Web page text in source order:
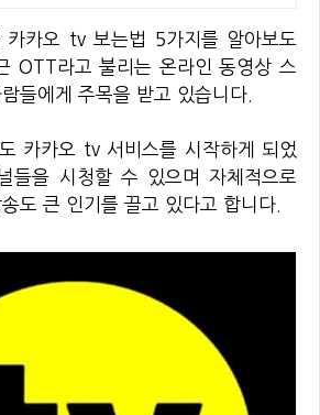
카카오 tv 보는법 5가지를 알아보도
OTT라고 불리는 온라인 동영상 스
들에게 주목을 받고 있습니다.
카카오 tv 서비스를 시작하게 되었
들을 시청할 수 있으며 자체적으로
도 큰 인기를 끌고 있다고 합니다.